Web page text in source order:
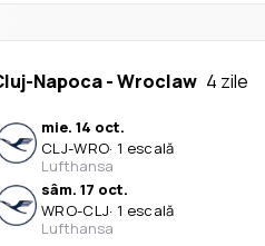
Napoca-Wroclaw 4 zile
mie. 14 oct.
CLJ-WRO· 1 escală
Lufthansa
sâm. 17 oct.
WRO-CLJ· 1 escală
Lufthansa